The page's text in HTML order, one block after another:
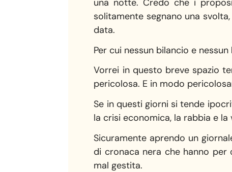
una notte. Credo che i
solitamente segnano una
data.
Per cui nessun bilancio e
Vorrei in questo breve spazio
pericolosa. E in modo
Se in questi giorni si tende
la crisi economica, la rabbia e
Sicuramente aprendo un
di cronaca nera che hanno
mal gestita.